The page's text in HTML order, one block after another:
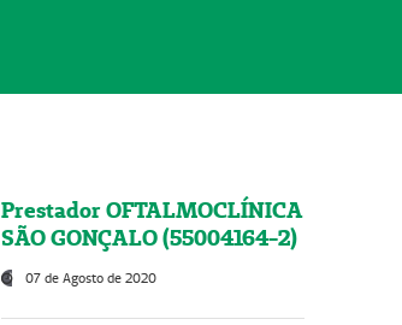
Prestador OFTALMOCLÍNICA
SÃO GONÇALO (55004164-2)
07 de Agosto de 2020